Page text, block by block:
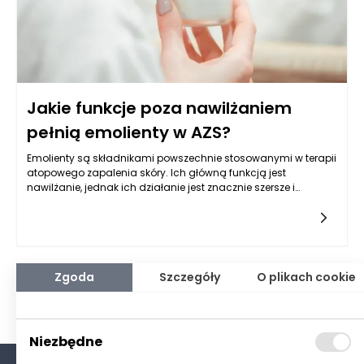
Jakie funkcje poza nawilżaniem
pełnią emolienty w AZS?
Emolienty są składnikami powszechnie stosowanymi w terapii
atopowego zapalenia skóry. Ich główną funkcją jest
nawilżanie, jednak ich działanie jest znacznie szersze i
odczucia swędzenia. Ich działanie na poziomie komórkowym
i współpraca z innymi składnikami terapeutycznymi
przyczyniają się do bardziej kompleksowego podejścia do
Zgoda Szczegóły O plikach cookie
Niezbędne